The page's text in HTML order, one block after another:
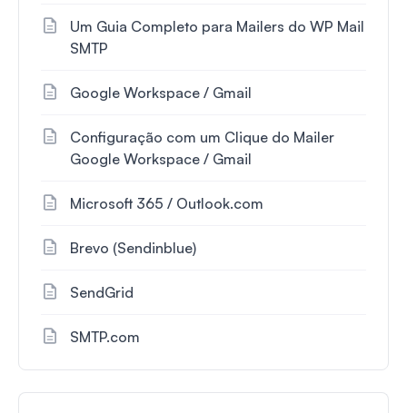
Um Guia Completo para Mailers do WP Mail
SMTP
Google Workspace / Gmail
Configuração com um Clique do Mailer
Google Workspace / Gmail
Microsoft 365 / Outlook.com
Brevo (Sendinblue)
SendGrid
SMTP.com